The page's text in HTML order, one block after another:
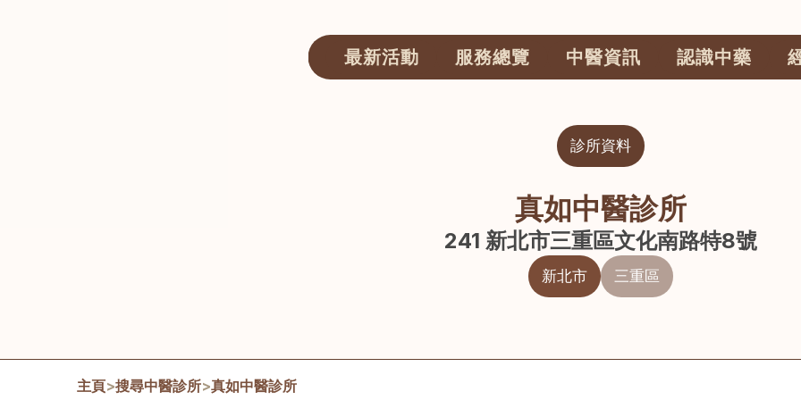
最新活動 服務總覽 中醫資訊 認識中藥
診所資料
真如中醫診所
241 新北市三重區文化南路特8號
新北市 三重區
主頁>搜尋中醫診所>真如中醫診所